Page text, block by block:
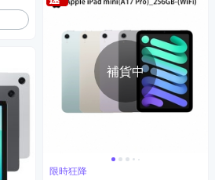
補貨中
限時狂降